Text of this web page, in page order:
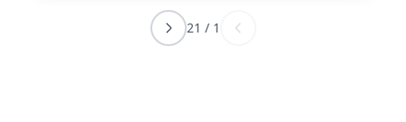
1
/
21